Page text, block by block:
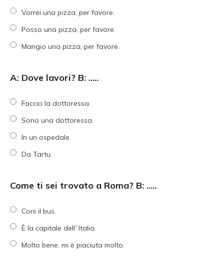
Vorrei una pizza, per favore.
Posso una pizza, per favore.
Mangio una pizza, per favore.
A: Dove lavori? B: .....
Faccio la dottoressa.
Sono una dottoressa.
In un ospedale.
Da Tartu.
Come ti sei trovato a Roma? B: .....
Coni il bus.
È la capitale dell`Italia.
Molto bene, mi è piaciuta molto.